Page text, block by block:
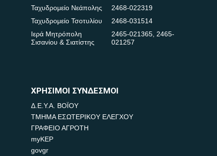
Ταχυδρομείο Νεάπολης
2468-022319
Ταχυδρομείο Τσοτυλίου
2468-031514
Ιερά Μητρόπολη
Σισανίου & Σιατίστης
2465-021365, 2465-
021257
ΧΡΗΣΙΜΟΙ ΣΥΝΔΕΣΜΟΙ
Δ.Ε.Υ.Α. ΒΟΪΟΥ
ΤΜΗΜΑ ΕΣΩΤΕΡΙΚΟΥ ΕΛΕΓΧΟΥ
ΓΡΑΦΕΙΟ ΑΓΡΟΤΗ
myKEP
govgr